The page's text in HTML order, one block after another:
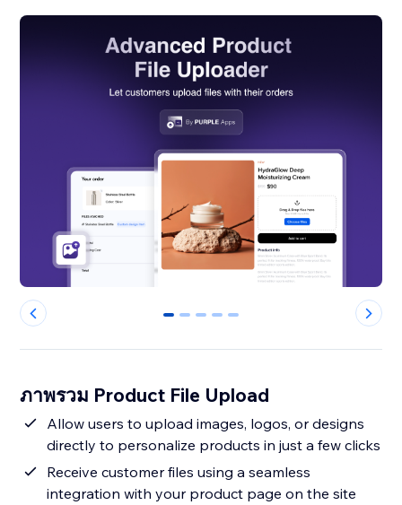
0 1 2 3 4
ภาพรวม Product File Upload
Allow users to upload images, logos, or designs
directly to personalize products in just a few clicks
Receive customer files using a seamless
integration with your product page on the site